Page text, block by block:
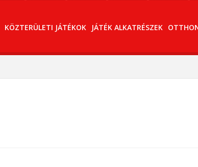
KÖZTERÜLETI JÁTÉKOK JÁTÉK ALKATRÉSZEK